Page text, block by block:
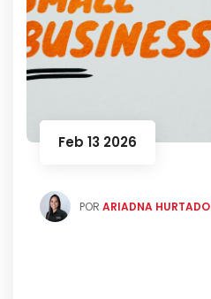
Feb 13 2026
POR ARIADNA HURTADO